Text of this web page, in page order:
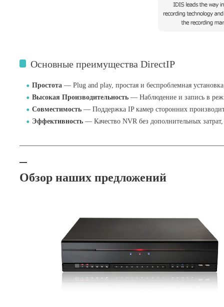
. Основные преимущества DirectIP
. Простота — Plug and play, простая и беспроблемная
. Высокая Производительность — Наблюдение и запись в
. Совместимость — Поддержка IP камер сторонних
. Эффективность — Качество NVR без дополнительных
Обзор наших предложений